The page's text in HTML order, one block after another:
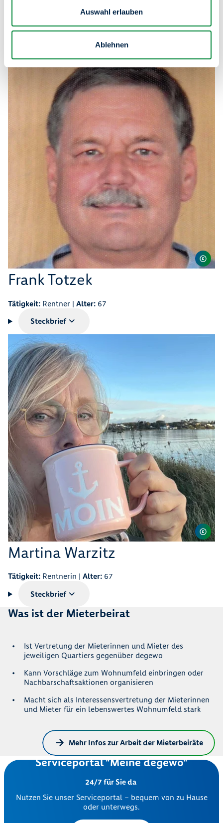
Auswahl erlauben
Ablehnen
Andrea Kalbe
Tätigkeit:Justizhauptsekreträin |Alter:63
Frank Totzek
Tätigkeit: Rentner |Alter: 67
Steckbrief
Martina Warzitz
Tätigkeit: Rentnerin |Alter: 67
Steckbrief
Was ist der Mieterbeirat
Ist Vertretung der Mieterinnen und Mieter des
jeweiligen Quartiers gegenüber degewo
Kann Vorschläge zum Wohnumfeld einbringen oder
Nachbarschaftsaktionen organisieren
Macht sich als Interessensvertretung der Mieterinnen
und Mieter für ein lebenswertes Wohnumfeld stark
Mehr Infos zur Arbeit der Mieterbeiräte
Serviceportal "Meine degewo"
24/7 für Sie da
Nutzen Sie unser Serviceportal – bequem von zu Hause
oder unterwegs.